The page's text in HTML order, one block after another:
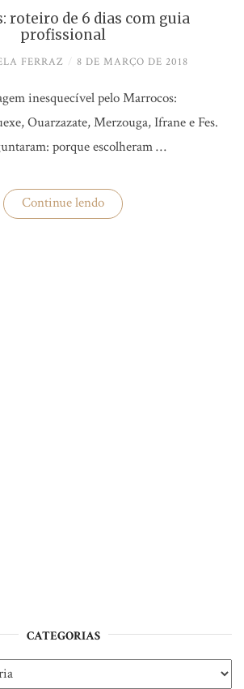
roteiro de 6 dias com guia
profissional
FERRAZ / 8 DE MARÇO DE 2018
inesquecível pelo Marrocos:
Ouarzazate, Merzouga, Ifrane e Fes.
porque escolheram …
Continue lendo“Marrocos:
roteiro
CATEGORIAS